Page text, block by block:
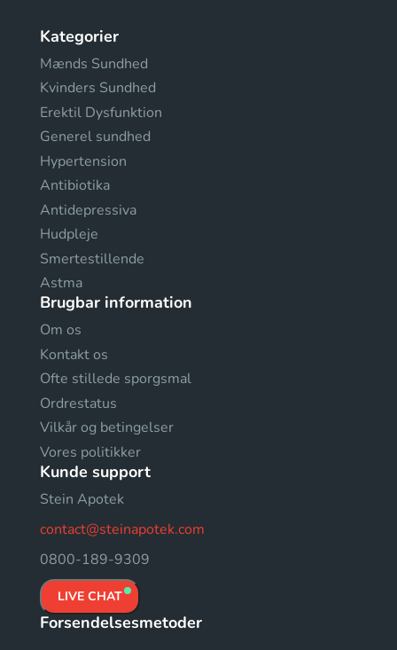
Kategorier
Mænds Sundhed
Kvinders Sundhed
Erektil Dysfunktion
Generel sundhed
Hypertension
Antibiotika
Antidepressiva
Hudpleje
Smertestillende
Astma
Brugbar information
Om os
Kontakt os
Ofte stillede sporgsmal
Ordrestatus
Vilkår og betingelser
Vores politikker
Kunde support
Stein Apotek
contact@steinapotek.com
0800-189-9309
LIVE CHAT
Forsendelsesmetoder